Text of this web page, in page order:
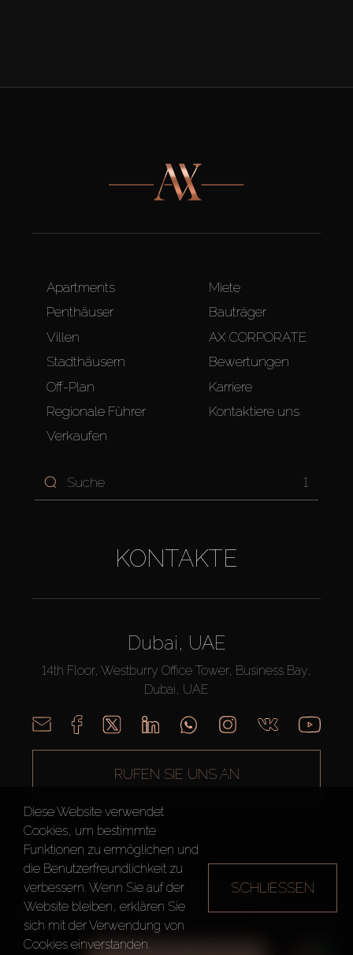
Apartments
Penthäuser
Villen
Stadthäusern
Off-Plan
Regionale Führer
Verkaufen
Miete
Bauträger
AX CORPORATE
Bewertungen
Karriere
Kontaktiere uns
1
KONTAKTE
Dubai, UAE
14th Floor, Westburry Office Tower, Business Bay,
Dubai, UAE
RUFEN SIE UNS AN
AX CAPITAL ©2026 Alle Rechte vorbehalten
Nutzungsbedingungen
Datenschutzrichtlinie Seitenverzeichnis
Diese Website verwendet
Cookies, um bestimmte
Funktionen zu ermöglichen und
die Benutzerfreundlichkeit zu
verbessern. Wenn Sie auf der
Website bleiben, erklären Sie
sich mit der Verwendung von
Cookies einverstanden.
SCHLIESSEN